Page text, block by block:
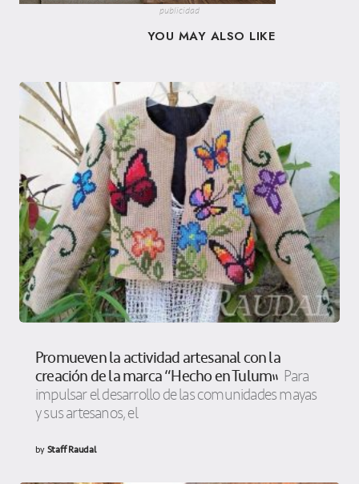
publicidad
YOU MAY ALSO LIKE
Promueven la actividad artesanal con la
creación de la marca “Hecho en Tulum” Para
impulsar el desarrollo de las comunidades mayas
y sus artesanos, el
byStaff Raudal